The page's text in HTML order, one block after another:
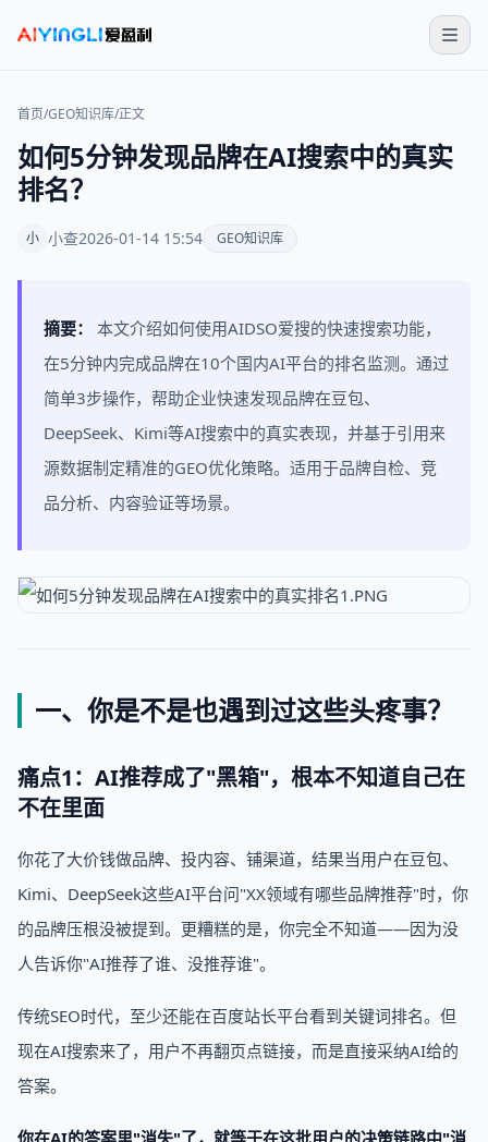
首页/GEO知识库/正文
如何5分钟发现品牌在AI搜索中的真实
排名？
小 小查2026-01-14 15:54 GEO知识库
摘要：
本文介绍如何使用AIDSO爱搜的快速搜索功能，
在5分钟内完成品牌在10个国内AI平台的排名监测。通过
简单3步操作，帮助企业快速发现品牌在豆包、
DeepSeek、Kimi等AI搜索中的真实表现，并基于引用来
源数据制定精准的GEO优化策略。适用于品牌自检、竞
品分析、内容验证等场景。
一、你是不是也遇到过这些头疼事？
痛点1：AI推荐成了"黑箱"，根本不知道自己在
不在里面
你花了大价钱做品牌、投内容、铺渠道，结果当用户在豆包、
Kimi、DeepSeek这些AI平台问"XX领域有哪些品牌推荐"时，你
的品牌压根没被提到。更糟糕的是，你完全不知道——因为没
人告诉你"AI推荐了谁、没推荐谁"。
传统SEO时代，至少还能在百度站长平台看到关键词排名。但
现在AI搜索来了，用户不再翻页点链接，而是直接采纳AI给的
答案。
你在AI的答案里"消失"了，就等于在这批用户的决策链路中"消